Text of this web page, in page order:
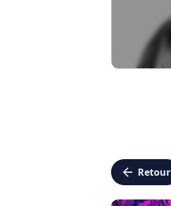
arrow_left Retour